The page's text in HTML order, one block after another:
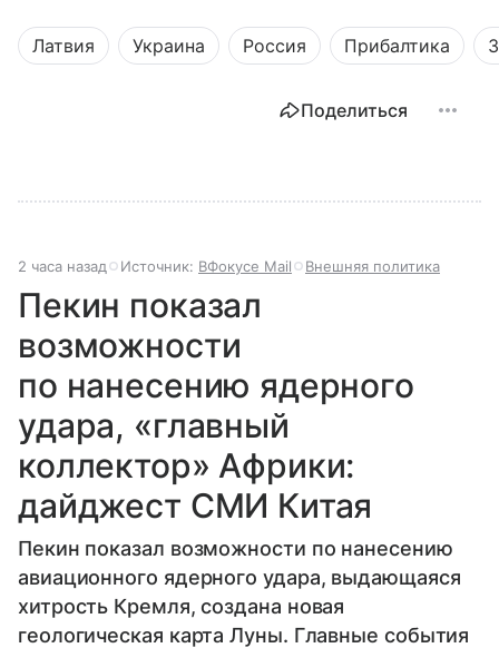
Латвия Украина Россия Прибалтика
Поделиться
2 часа назад Источник: ВФокусе Mail Внешняя политика
Пекин показал
возможности
по нанесению ядерного
удара, «главный
коллектор» Африки:
дайджест СМИ Китая
Пекин показал возможности по нанесению
авиационного ядерного удара, выдающаяся
хитрость Кремля, создана новая
геологическая карта Луны. Главные события